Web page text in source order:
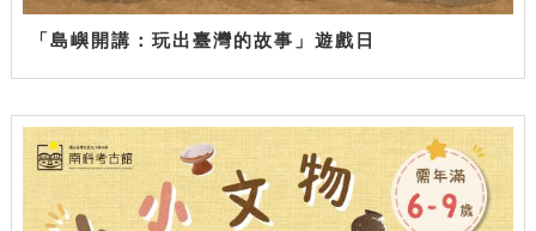
「島嶼開講：玩出臺灣的故事」遊戲日